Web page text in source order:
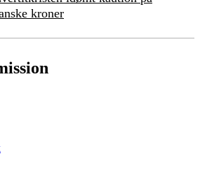
kroner